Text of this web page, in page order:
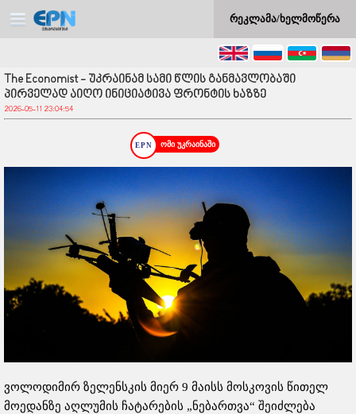
რეკლამა/ხელმოწერა
The Economist - უკრაინამ სამი წლის განმავლობაში
პირველად აიღო ინიციატივა ფრონტის ხაზზე
2026-05-11 23:04:54
ომი უკრაინაში
ვოლოდიმირ ზელენსკის მიერ 9 მაისს მოსკოვის წითელ
მოედანზე აღლუმის ჩატარების „ნებართვა“ შეიძლება